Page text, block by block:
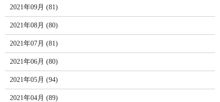
2021年09月 (81)
2021年08月 (80)
2021年07月 (81)
2021年06月 (80)
2021年05月 (94)
2021年04月 (89)